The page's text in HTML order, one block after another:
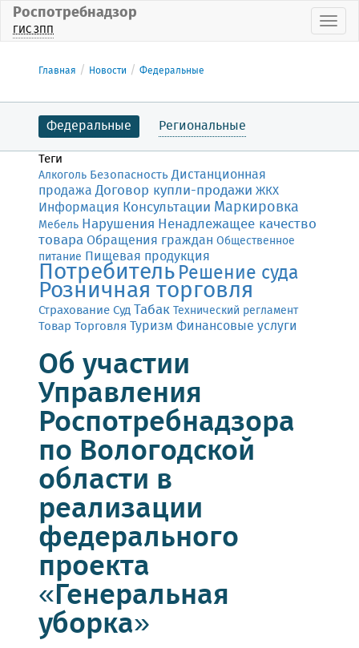
Роспотребнадзор
ГИС ЗПП
Главная Новости Федеральные
Федеральные Региональные
Теги
Алкоголь БезопасностьДистанционная
продажа Договор купли-продажи ЖКХ
Информация Консультации Маркировка
Мебель Нарушения Ненадлежащее качество
товара Обращения граждан Общественное
питание Пищевая продукция
ПотребительРешение суда
Розничная торговля
СтрахованиеСудТабакТехнический регламент
Товар Торговля Туризм Финансовые услуги
Об участии
Управления
Роспотребнадзора
по Вологодской
области в
реализации
федерального
проекта
«Генеральная
уборка»